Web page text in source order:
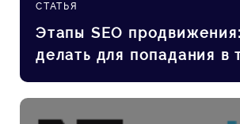
СТАТЬЯ
Этапы SEO
делать для попадания в